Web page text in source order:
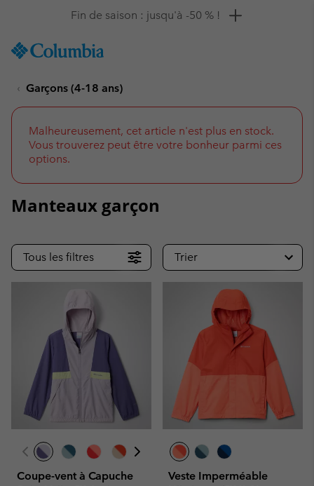
TO
SKIP
NAV
SKIP
TO
SEARCH
Remise de 10 % à saisir
Garçons (4-18 ans)
Malheureusement, cet article n'est plus en stock.
Vous trouverez peut être votre bonheur parmi ces
options.
Manteaux garçon
Tous les filtres Trier
Coupe-vent à Capuche
Veste Imperméable